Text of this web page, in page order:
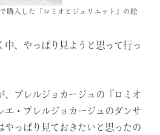
購入した『ロミオとジュリエット』 の絵
中、やっぱり見ようと思って行っ
、プレルジョカージュの『ロミオ
エ・プレルジョカージュのダンサ
やっぱり見ておきたいと思ったの